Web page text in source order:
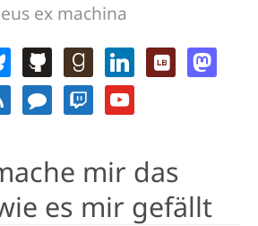
ex machina
mir das
es mir gefällt